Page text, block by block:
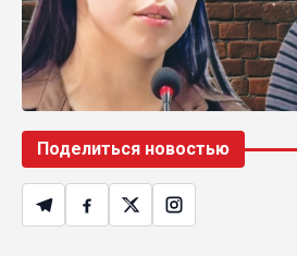
Поделиться новостью